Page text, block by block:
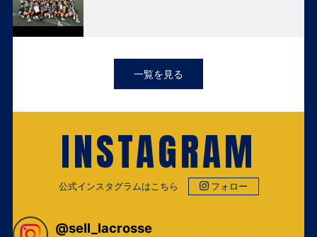
一覧を見る
INSTAGRAM
公式インスタグラムはこちら フォロー
@sell_lacrosse